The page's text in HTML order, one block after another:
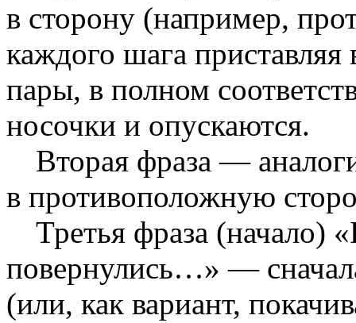
в сторону (например,
каждого шага
пары, в полном
носочки и опускаются.
Вторая фраза —
в противоположную
Третья фраза (начало)
повернулись…» —
(или, как вариант,